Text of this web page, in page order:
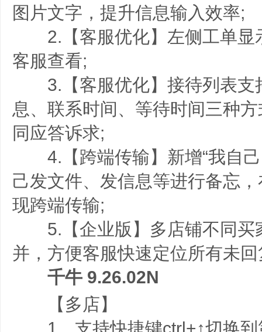
图片文字，提升信息输入效率;
2.【客服优化】左侧工单显
客服查看;
3.【客服优化】接待列表支
息、联系时间、等待时间三种
同应答诉求;
4.【跨端传输】新增“我自己
己发文件、发信息等进行备忘
现跨端传输;
5.【企业版】多店铺不同买
并，方便客服快速定位所有未
千牛 9.26.02N
【多店】
1、支持快捷键ctrl+↑切换到